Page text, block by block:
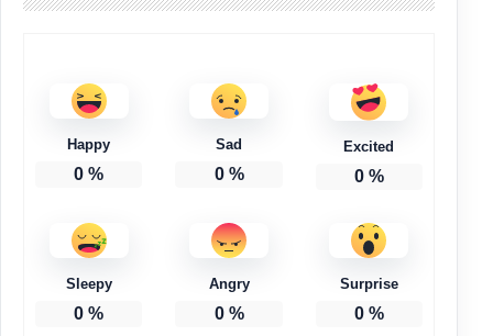
Happy
0 %
Sad
0%
Excited
0%
Sleepy
0 %
Angry
0%
Surprise
0%